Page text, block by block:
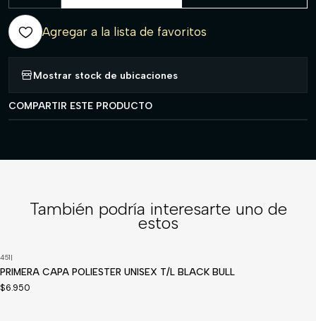
Agregar a la lista de favoritos
Mostrar stock de ubicaciones
COMPARTIR ESTE PRODUCTO
También podría interesarte uno de
estos
451|
PRIMERA CAPA POLIESTER UNISEX T/L BLACK BULL
$6.950